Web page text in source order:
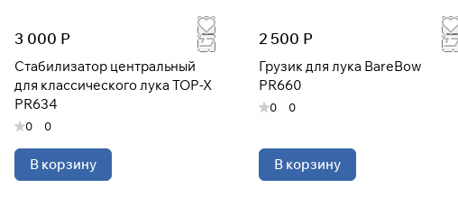
3 000 Р
Стабилизатор центральный
для классического лука TOP-X
PR634
0 0
В корзину
2 500 Р
Грузик для лука BareBow
PR660
0 0
В корзину